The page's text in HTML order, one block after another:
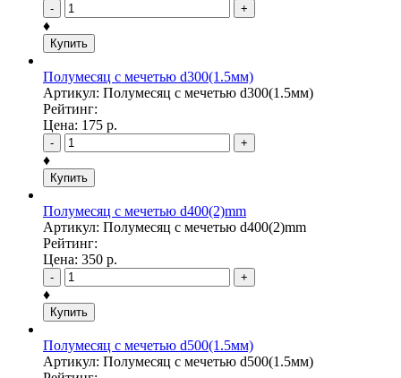
- +
♦
Купить
Полумесяц с мечетью d300(1.5мм)
Артикул: Полумесяц с мечетью d300(1.5мм)
Рейтинг:
Цена: 175 р.
- +
♦
Купить
Полумесяц с мечетью d400(2)mm
Артикул: Полумесяц с мечетью d400(2)mm
Рейтинг:
Цена: 350 р.
- +
♦
Купить
Полумесяц с мечетью d500(1.5мм)
Артикул: Полумесяц с мечетью d500(1.5мм)